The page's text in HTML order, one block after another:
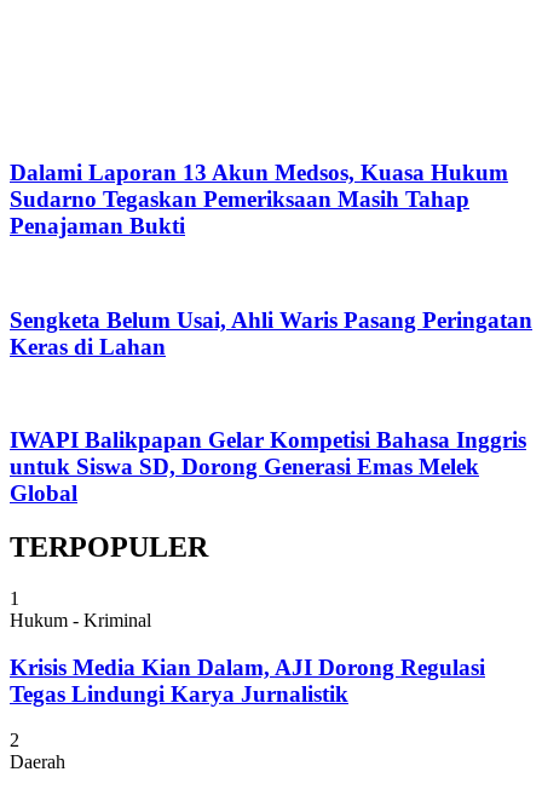
Dalami Laporan 13 Akun Medsos, Kuasa Hukum
Sudarno Tegaskan Pemeriksaan Masih Tahap
Penajaman Bukti
Sengketa Belum Usai, Ahli Waris Pasang Peringatan
Keras di Lahan
IWAPI Balikpapan Gelar Kompetisi Bahasa Inggris
untuk Siswa SD, Dorong Generasi Emas Melek
Global
TERPOPULER
1
Hukum - Kriminal
Krisis Media Kian Dalam, AJI Dorong Regulasi
Tegas Lindungi Karya Jurnalistik
2
Daerah